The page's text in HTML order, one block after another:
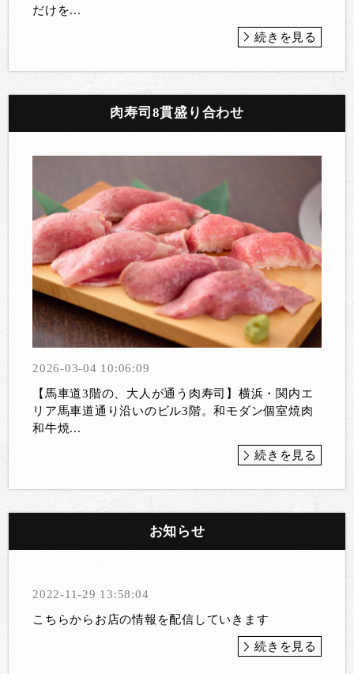
だけを...
続きを見る
肉寿司8貫盛り合わせ
2026-03-04 10:06:09
【馬車道3階の、大人が通う肉寿司】横浜・関内エ
リア馬車道通り沿いのビル3階。和モダン個室焼肉
和牛焼...
続きを見る
お知らせ
2022-11-29 13:58:04
こちらからお店の情報を配信していきます
続きを見る